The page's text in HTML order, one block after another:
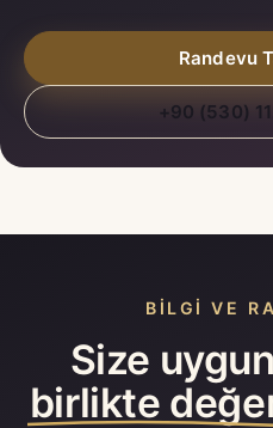
Randevu
+90 (530)
BILGI VE
Size
birlikte